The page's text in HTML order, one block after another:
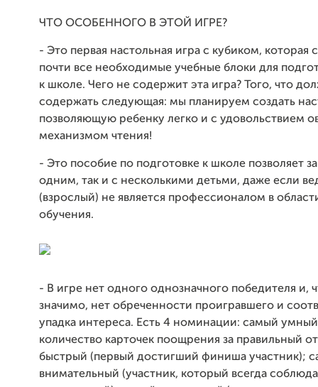
ЧТО ОСОБЕННОГО В ЭТОЙ ИГРЕ?
- Это первая настольная игра с кубиком, которая
почти все необходимые учебные блоки для
к школе. Чего не содержит эта игра? Того, что
содержать следующая: мы планируем создать
позволяющую ребенку легко и с удовольствием
механизмом чтения!
- Это пособие по подготовке к школе позволяет
одним, так и с несколькими детьми, даже если
(взрослый) не является профессионалом в
обучения.
- В игре нет одного однозначного победителя и,
значимо, нет обреченности проигравшего и
упадка интереса. Есть 4 номинации: самый
количество карточек поощрения за правильный
быстрый (первый достигший финиша участник);
внимательный (участник, который всегда